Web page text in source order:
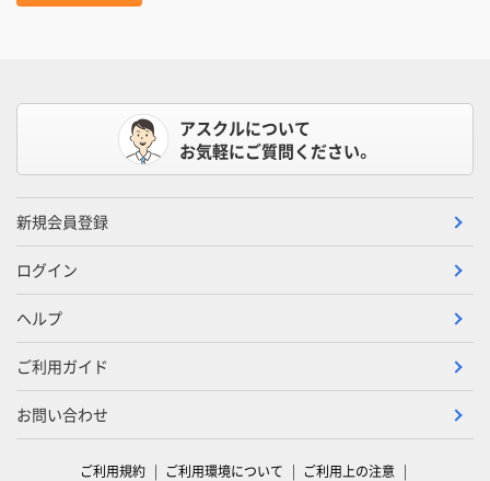
アスクルについて
お気軽にご質問ください。
新規会員登録
ログイン
ヘルプ
ご利用ガイド
お問い合わせ
ご利用規約 ご利用環境について ご利用上の注意